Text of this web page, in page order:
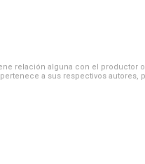
relación alguna con el productor
a sus respectivos autores,